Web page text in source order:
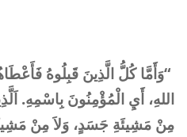
“وَأَمَّا كُلُّ الَّذِينَ قَبِلُوهُ
اللهِ، أَيِ الْمُؤْمِنُونَ بِاسْمِهِ.
مِنْ مَشِيئَةِ جَسَدٍ، وَلاَ مِنْ